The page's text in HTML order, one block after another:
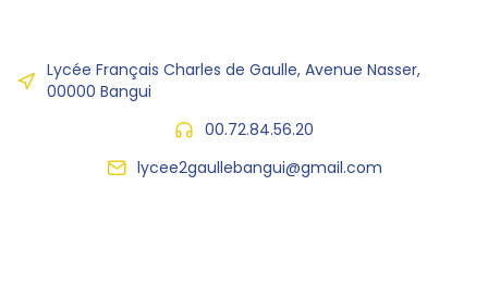
Lycée Français Charles de Gaulle, Avenue Nasser,
00000 Bangui
00.72.84.56.20
lycee2gaullebangui@gmail.com